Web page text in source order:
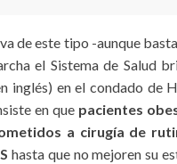
de este tipo -aunque
el Sistema de Salud
inglés) en el condado de
en que pacientes
a cirugía de
hasta que no mejoren su